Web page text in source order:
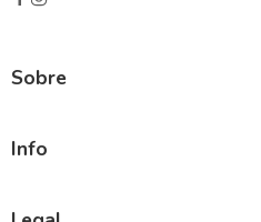
Sobre
Info